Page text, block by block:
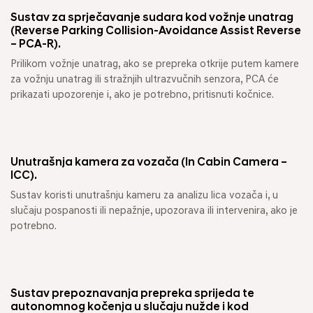
Sustav za sprječavanje sudara kod vožnje unatrag
(Reverse Parking Collision-Avoidance Assist Reverse
– PCA-R).
Prilikom vožnje unatrag, ako se prepreka otkrije putem kamere
za vožnju unatrag ili stražnjih ultrazvučnih senzora, PCA će
prikazati upozorenje i, ako je potrebno, pritisnuti kočnice.
Unutrašnja kamera za vozača (In Cabin Camera –
ICC).
Sustav koristi unutrašnju kameru za analizu lica vozača i, u
slučaju pospanosti ili nepažnje, upozorava ili intervenira, ako je
potrebno.
Sustav prepoznavanja prepreka sprijeda te
autonomnog kočenja u slučaju nužde i kod